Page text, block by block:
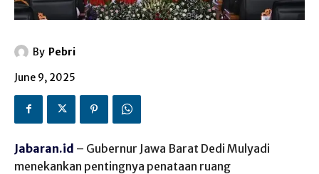
By Pebri
June 9, 2025
Jabaran.id – Gubernur Jawa Barat Dedi Mulyadi
menekankan pentingnya penataan ruang